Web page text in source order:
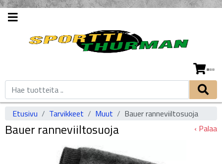
Etusivu Tarvikkeet Muut Bauer ranneviiltosuoja
Bauer ranneviiltosuoja ‹ Palaa